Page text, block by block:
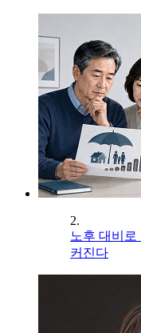
2.
노후 대비로
커진다